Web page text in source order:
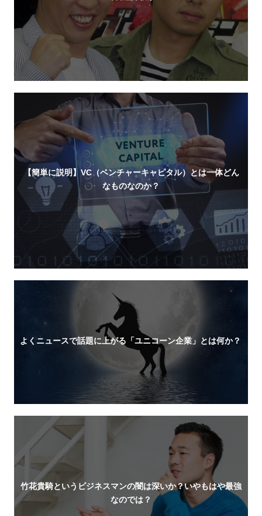
【簡単に説明】VC（ベンチャーキャピタル）とは一体どん
なものなのか？
よくニュースで話題に上がる「ユニコーン企業」とは何か？
竹花貴騎というビジネスマンの闇は深いか？いやもはや最強
なのでは？